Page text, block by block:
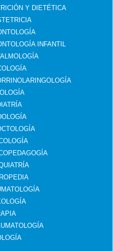
Y DIETÉTICA
INFANTIL